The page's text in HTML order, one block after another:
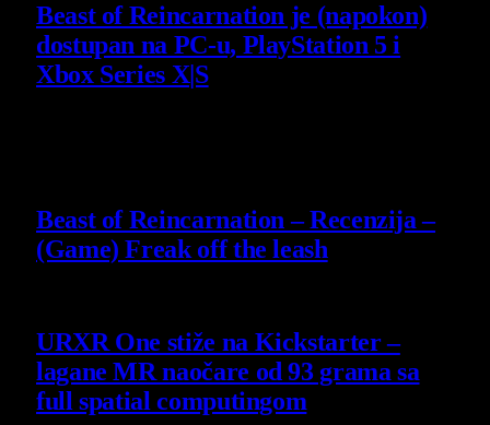
Beast of Reincarnation je (napokon)
dostupan na PC-u, PlayStation 5 i
Xbox Series X|S
Beast of Reincarnation – Recenzija –
(Game) Freak off the leash
URXR One stiže na Kickstarter –
lagane MR naočare od 93 grama sa
full spatial computingom